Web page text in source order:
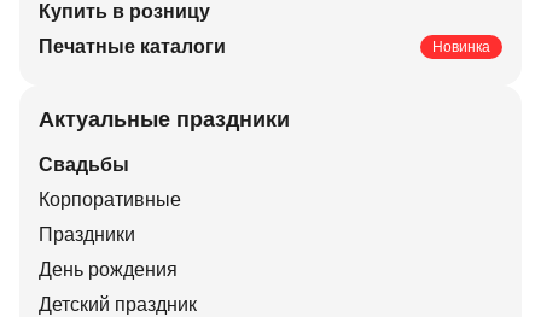
Купить в розницу
Печатные каталоги
Новинка
Актуальные праздники
Свадьбы
Корпоративные
Праздники
День рождения
Детский праздник